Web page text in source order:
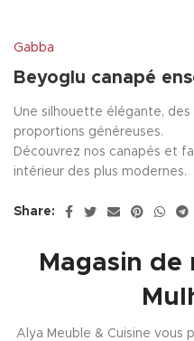
Gabba
Beyoglu canapé
Une silhouette élégante,
proportions généreuses.
Découvrez nos canapés et
intérieur des plus modernes.
Share:
Magasin
Alya Meuble & Cuisine vous